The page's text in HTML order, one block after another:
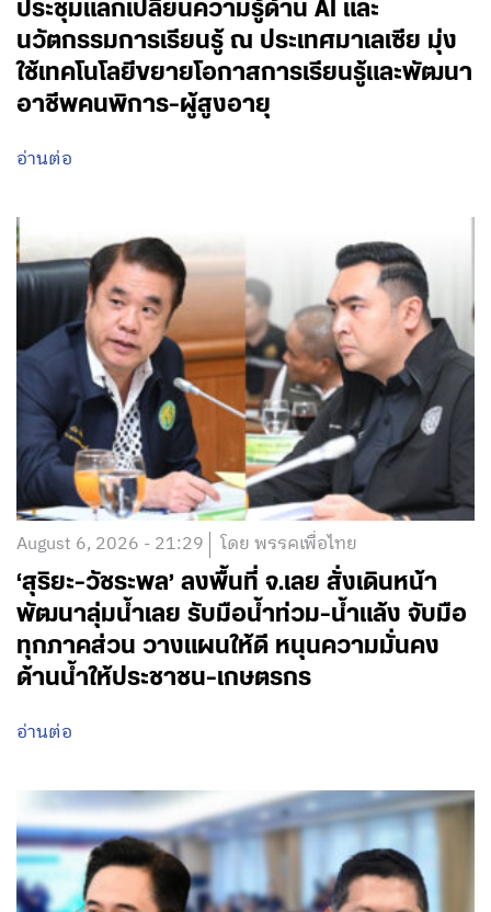
ประชุมแลกเปลี่ยนความรู้ด้าน AI และ
นวัตกรรมการเรียนรู้ ณ ประเทศมาเลเซีย มุ่ง
ใช้เทคโนโลยีขยายโอกาสการเรียนรู้และพัฒนา
อาชีพคนพิการ-ผู้สูงอายุ
อ่านต่อ
August 6, 2026 - 21:29 โดย พรรคเพื่อไทย
‘สุริยะ-วัชระพล’ ลงพื้นที่ จ.เลย สั่งเดินหน้า
พัฒนาลุ่มน้ำเลย รับมือน้ำท่วม-น้ำแล้ง จับมือ
ทุกภาคส่วน วางแผนให้ดี หนุนความมั่นคง
ด้านน้ำให้ประชาชน-เกษตรกร
อ่านต่อ